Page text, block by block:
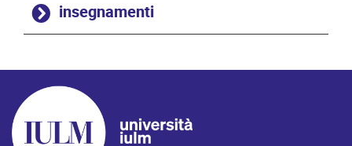
insegnamenti